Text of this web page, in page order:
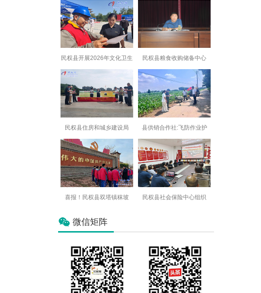
民权县开展2026年文化卫生 民权县粮食收购储备中心
民权县住房和城乡建设局 县供销合作社:飞防作业护
喜报！民权县双塔镇秣坡 民权县社会保险中心组织
微信矩阵